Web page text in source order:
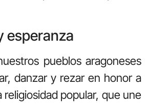
esperanza
pueblos aragoneses
danzar y rezar en honor a
religiosidad popular, que une